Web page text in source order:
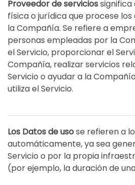
Proveedor de serviciossignifica
física o jurídica que procese
la Compañía. Se refiere a
personas empleadas por la
el Servicio, proporcionar el
Compañía, realizar servicios
Servicio o ayudar a la
utiliza el Servicio.
Los Datos de usose refieren a
automáticamente, ya sea
Servicio o por la propia
(por ejemplo, la duración de